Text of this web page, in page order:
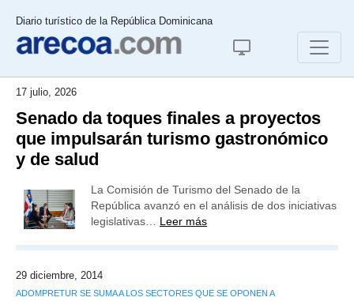
Diario turístico de la República Dominicana
17 julio, 2026
Senado da toques finales a proyectos
que impulsarán turismo gastronómico
y de salud
La Comisión de Turismo del Senado de la
República avanzó en el análisis de dos iniciativas
legislativas… Leer más
29 diciembre, 2014
ADOMPRETUR SE SUMA A LOS SECTORES QUE SE OPONEN A